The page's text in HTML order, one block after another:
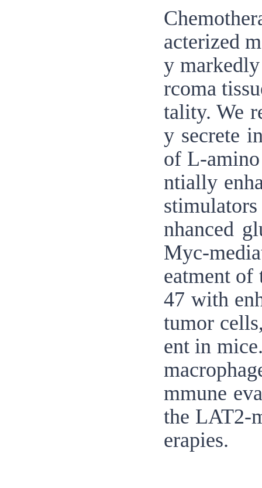
acterized
y
rcoma
tality. We
y secrete
of L-
ntially
nhanced
Myc-
eatment
47 with
tumor
ent in
mmune
the LAT2-
erapies.